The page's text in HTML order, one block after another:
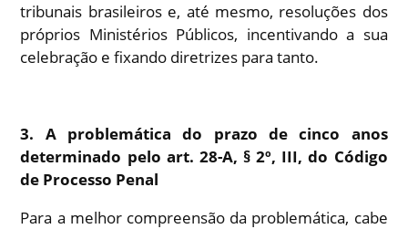
tribunais brasileiros e, até mesmo, resoluções dos
próprios Ministérios Públicos, incentivando a sua
celebração e fixando diretrizes para tanto.
3.
A problemática do prazo de cinco anos
determinado pelo art. 28-A, § 2º, III, do Código
de Processo Penal
Para a melhor compreensão da problemática, cabe